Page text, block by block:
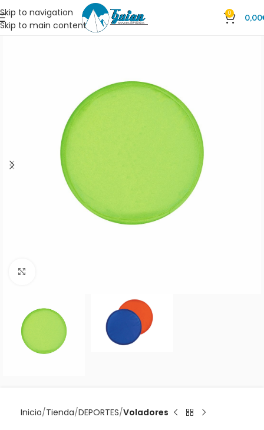
Skip to navigation
Skip to main content
0 0,00
Inicio Tienda DEPORTES Voladores